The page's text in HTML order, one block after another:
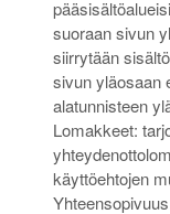
suoraan sivun
siirrytään
sivun yläosaan
alatunnisteen
Lomakkeet:
käyttöehtojen